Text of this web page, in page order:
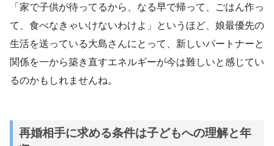
「家で子供が待ってるから、なる早で帰って、ごはん作っ
て、食べなきゃいけないわけよ」というほど、娘最優先の
生活を送っている大島さんにとって、新しいパートナーと
関係を一から築き直すエネルギーが今は難しいと感じてい
るのかもしれませんね。
再婚相手に求める条件は子どもへの理解と年